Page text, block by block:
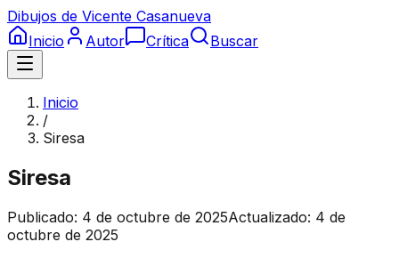
Dibujos de Vicente Casanueva
Inicio
Autor Crítica Buscar
Inicio
/
Siresa
Siresa
Publicado: 4 de octubre de 2025Actualizado: 4 de
octubre de 2025